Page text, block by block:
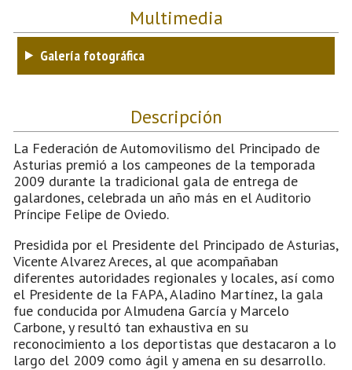
Multimedia
Galería fotográfica
Descripción
La Federación de Automovilismo del Principado de
Asturias premió a los campeones de la temporada
2009 durante la tradicional gala de entrega de
galardones, celebrada un año más en el Auditorio
Príncipe Felipe de Oviedo.
Presidida por el Presidente del Principado de Asturias,
Vicente Alvarez Areces, al que acompañaban
diferentes autoridades regionales y locales, así como
el Presidente de la FAPA, Aladino Martínez, la gala
fue conducida por Almudena García y Marcelo
Carbone, y resultó tan exhaustiva en su
reconocimiento a los deportistas que destacaron a lo
largo del 2009 como ágil y amena en su desarrollo.